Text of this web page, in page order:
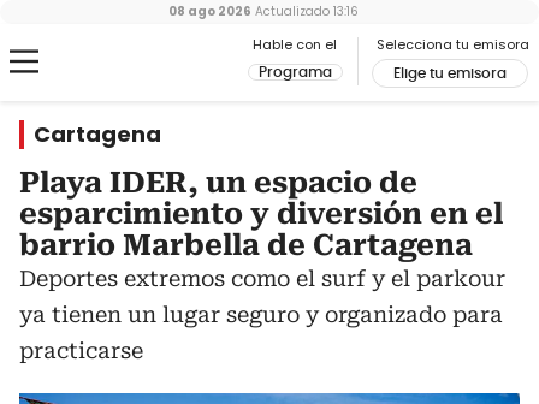
Hable con el
Programa
Selecciona tu emisora
Elige tu emisora
08 ago 2026 Actualizado 13:16
Cartagena
Playa IDER, un espacio de
esparcimiento y diversión en el
barrio Marbella de Cartagena
Deportes extremos como el surf y el parkour
ya tienen un lugar seguro y organizado para
practicarse